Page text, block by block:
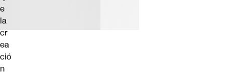
e
la
cr
ea
ció
n